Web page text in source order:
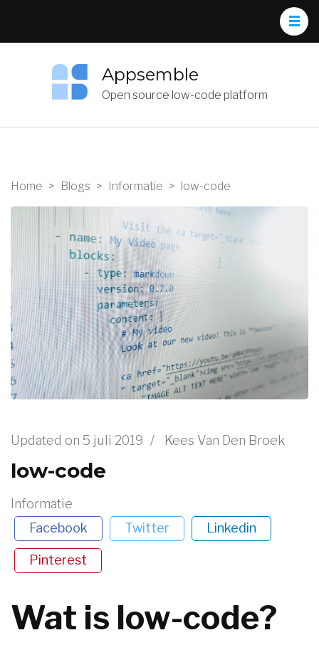
Appsemble
Open source low-code platform
Home > Blogs > Informatie > low-code
Updated on 5 juli 2019 / Kees Van Den Broek
low-code
Informatie
Facebook
Twitter Linkedin
Pinterest
Wat is low-code?